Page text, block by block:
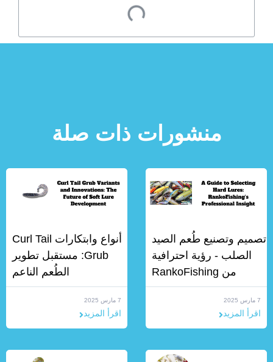
منشورات ذات صلة
تصميم وتصنيع طُعم الصيد
الصلب - رؤية احترافية
من RankoFishing
7 مارس 2025
اقرأ المزيد
أنواع وابتكارات Curl Tail
Grub: مستقبل تطوير
الطُعم الناعم
7 مارس 2025
اقرأ المزيد